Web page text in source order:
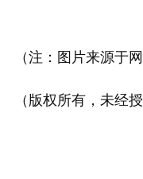
注：图片来源于网
版权所有，未经授